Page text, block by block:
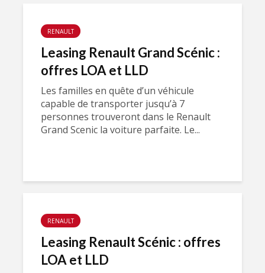
RENAULT
Leasing Renault Grand Scénic :
offres LOA et LLD
Les familles en quête d’un véhicule
capable de transporter jusqu’à 7
personnes trouveront dans le Renault
Grand Scenic la voiture parfaite. Le...
RENAULT
Leasing Renault Scénic : offres
LOA et LLD